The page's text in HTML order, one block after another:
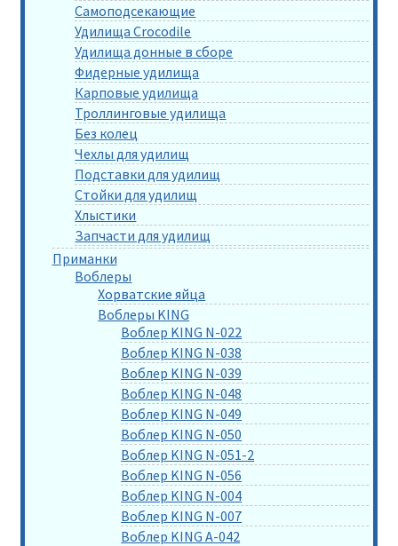
Самоподсекающие
Удилища Crocodile
Удилища донные в сборе
Фидерные удилища
Карповые удилища
Троллинговые удилища
Без колец
Чехлы для удилищ
Подставки для удилищ
Стойки для удилищ
Хлыстики
Запчасти для удилищ
Приманки
Воблеры
Хорватские яйца
Воблеры KING
Воблер KING N-022
Воблер KING N-038
Воблер KING N-039
Воблер KING N-048
Воблер KING N-049
Воблер KING N-050
Воблер KING N-051-2
Воблер KING N-056
Воблер KING N-004
Воблер KING N-007
Воблер KING A-042